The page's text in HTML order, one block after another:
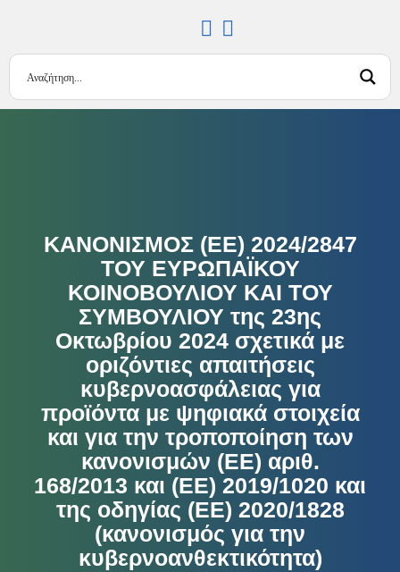
ΚΑΝΟΝΙΣΜΟΣ (ΕΕ) 2024/2847
ΤΟΥ ΕΥΡΩΠΑΪΚΟΥ
ΚΟΙΝΟΒΟΥΛΙΟΥ ΚΑΙ ΤΟΥ
ΣΥΜΒΟΥΛΙΟΥ της 23ης
Οκτωβρίου 2024 σχετικά με
οριζόντιες απαιτήσεις
κυβερνοασφάλειας για
προϊόντα με ψηφιακά στοιχεία
και για την τροποποίηση των
κανονισμών (ΕΕ) αριθ.
168/2013 και (ΕΕ) 2019/1020 και
της οδηγίας (ΕΕ) 2020/1828
(κανονισμός για την
κυβερνοανθεκτικότητα)